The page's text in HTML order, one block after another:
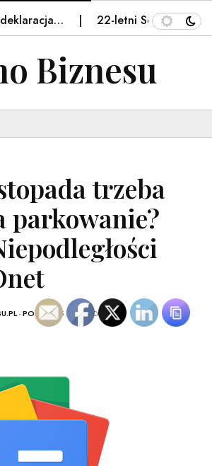
22-letni Sebastian
Biznesu
trzeba
parkowanie?
-POLSKA - 5 LISTOPADA, 2025